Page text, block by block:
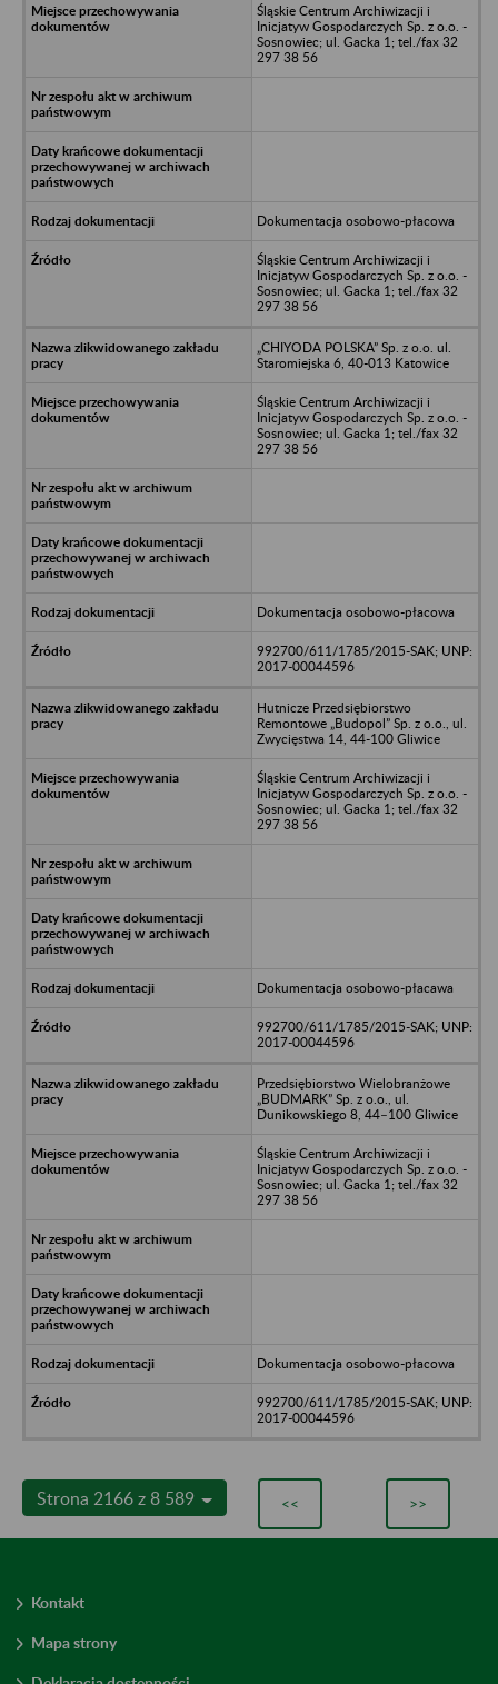
Śląskie Centrum Archiwizacji i
Inicjatyw Gospodarczych Sp. z o.o. -
Sosnowiec; ul. Gacka 1; tel./fax 32
297 38 56
Dokumentacja osobowo-płacowa
Śląskie Centrum Archiwizacji i
Inicjatyw Gospodarczych Sp. z o.o. -
Sosnowiec; ul. Gacka 1; tel./fax 32
297 38 56
„CHIYODA POLSKA” Sp. z o.o. ul.
Staromiejska 6, 40-013 Katowice
Śląskie Centrum Archiwizacji i
Inicjatyw Gospodarczych Sp. z o.o. -
Sosnowiec; ul. Gacka 1; tel./fax 32
297 38 56
Dokumentacja osobowo-płacowa
992700/611/1785/2015-SAK; UNP:
2017-00044596
Hutnicze Przedsiębiorstwo
Remontowe „Budopol” Sp. z o.o., ul.
Zwycięstwa 14, 44-100 Gliwice
Śląskie Centrum Archiwizacji i
Inicjatyw Gospodarczych Sp. z o.o. -
Sosnowiec; ul. Gacka 1; tel./fax 32
297 38 56
Dokumentacja osobowo-płacawa
992700/611/1785/2015-SAK; UNP:
2017-00044596
Przedsiębiorstwo Wielobranżowe
„BUDMARK” Sp. z o.o., ul.
Dunikowskiego 8, 44–100 Gliwice
Śląskie Centrum Archiwizacji i
Inicjatyw Gospodarczych Sp. z o.o. -
Sosnowiec; ul. Gacka 1; tel./fax 32
297 38 56
Dokumentacja osobowo-płacowa
992700/611/1785/2015-SAK; UNP:
2017-00044596
Strona 2166 z 8 589 << >>
Kontakt
Mapa strony